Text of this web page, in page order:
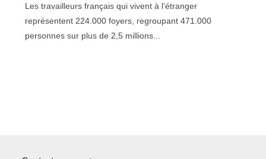
Les travailleurs français qui vivent à l’étranger
représentent 224.000 foyers, regroupant 471.000
personnes sur plus de 2,5 millions...